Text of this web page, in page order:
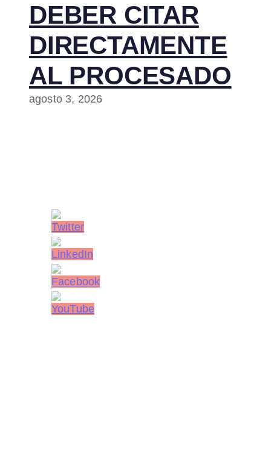
DEBER CITAR
DIRECTAMENTE
AL PROCESADO
agosto 3, 2026